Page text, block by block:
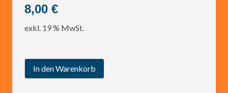
8,00 €
exkl. 19 % MwSt.
In den Warenkorb